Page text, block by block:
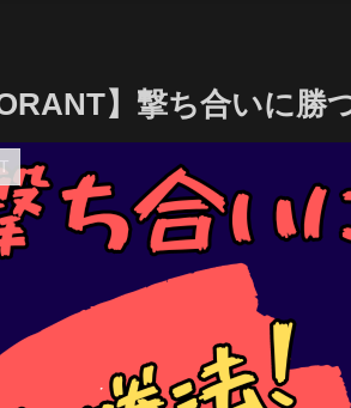
】撃ち合いに勝